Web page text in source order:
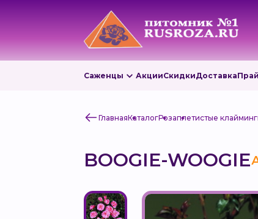
Саженцы АкцииСкидкиДоставка
ГлавнаяКаталогРозаплетистые
BOOGIE-WOOGIE